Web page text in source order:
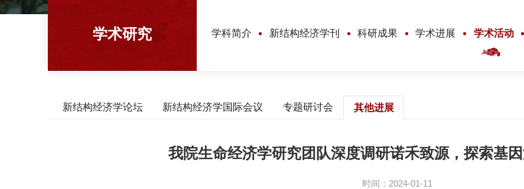
学术研究 学科简介 新结构经济学刊 科研成果 学术进展 学术活动
新结构经济学论坛 新结构经济学国际会议 专题研讨会 其他进展
我院生命经济学研究团队深度调研诺禾致源，探索基
时间：2024-01-11